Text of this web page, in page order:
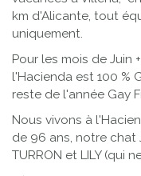
km d'Alicante, tout
uniquement.
Pour les mois de Juin
l'Hacienda est 100 %
reste de l'année Gay
Nous vivons à
de 96 ans, notre chat
TURRON et LILY (qui